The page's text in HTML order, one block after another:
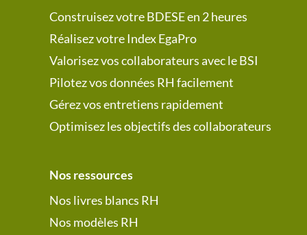
Construisez votre BDESE en 2 heures
Réalisez votre Index EgaPro
Valorisez vos collaborateurs avec le BSI
Pilotez vos données RH facilement
Gérez vos entretiens rapidement
Optimisez les objectifs des collaborateurs
Nos ressources
Nos livres blancs RH
Nos modèles RH